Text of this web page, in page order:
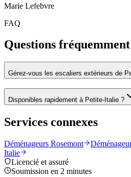
Marie Lefebvre
FAQ
Questions fréquemment
Gérez-vous les escaliers extérieurs de
Disponibles rapidement à Petite-Italie ?
Services connexes
Déménageurs Rosemont
Italie
Licencié et assuré
Soumission en 2 minutes